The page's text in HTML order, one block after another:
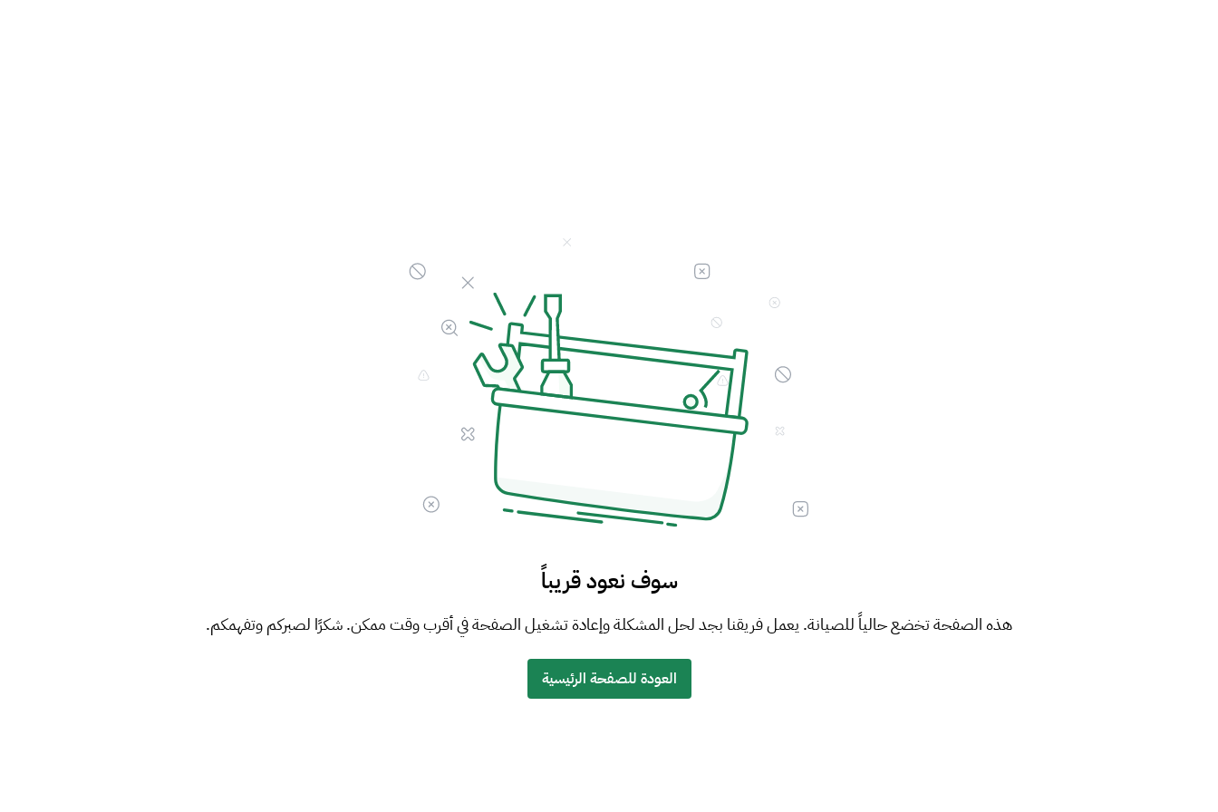
سوف نعود قريباً
هذه الصفحة تخضع حالياً للصيانة. يعمل فريقنا بجد لحل المشكلة وإعادة تشغيل الصفحة في أقرب وقت ممكن. شكرًا لصبركم وتفهمكم.
العودة للصفحة الرئيسية